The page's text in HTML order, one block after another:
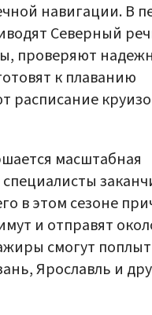
навигации. В
Северный
проверяют
к плаванию
расписание
масштабная
в этом сезоне
и отправят
смогут
Ярославль и